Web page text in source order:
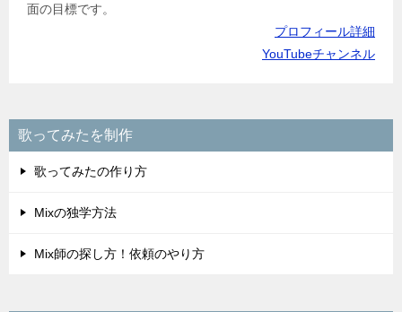
面の目標です。
プロフィール詳細
YouTubeチャンネル
歌ってみたを制作
歌ってみたの作り方
Mixの独学方法
Mix師の探し方！依頼のやり方